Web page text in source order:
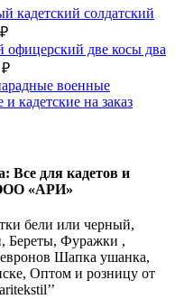
кадетский солдатский
₽
офицерский две косы два
₽
военные
кадетские на заказ
Все для кадетов и
«АРИ»
бели или черный,
Береты, Фуражки ,
Шапка ушанка,
Оптом и розницу от